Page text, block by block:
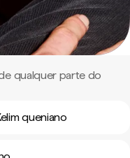
qualquer parte do
queniano